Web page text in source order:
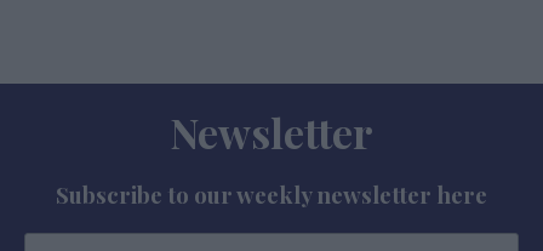
Newsletter
Subscribe to our weekly newsletter here